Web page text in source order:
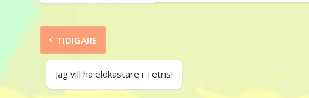
TIDIGARE
Jag vill ha eldkastare i Tetris!